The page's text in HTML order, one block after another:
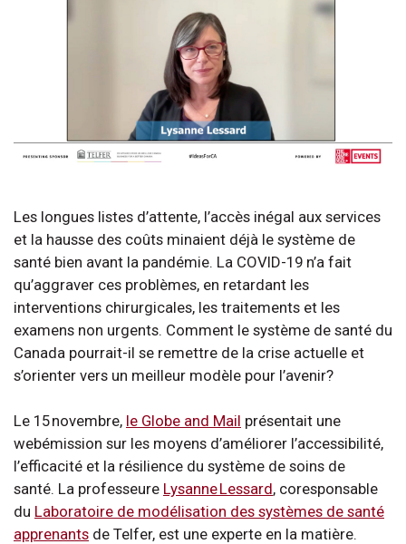
Les longues listes d’attente, l’accès inégal aux services
et la hausse des coûts minaient déjà le système de
santé bien avant la pandémie. La COVID-19 n’a fait
qu’aggraver ces problèmes, en retardant les
interventions chirurgicales, les traitements et les
examens non urgents. Comment le système de santé du
Canada pourrait-il se remettre de la crise actuelle et
s’orienter vers un meilleur modèle pour l’avenir?
Le 15 novembre, le Globe and Mail présentait une
webémission sur les moyens d’améliorer l’accessibilité,
l’efficacité et la résilience du système de soins de
santé. La professeure Lysanne Lessard, coresponsable
du Laboratoire de modélisation des systèmes de santé
apprenants de Telfer, est une experte en la matière.